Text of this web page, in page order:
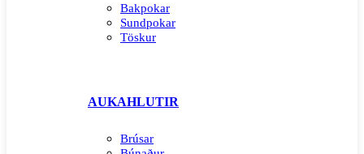
Bakpokar
Sundpokar
Töskur
AUKAHLUTIR
Brúsar